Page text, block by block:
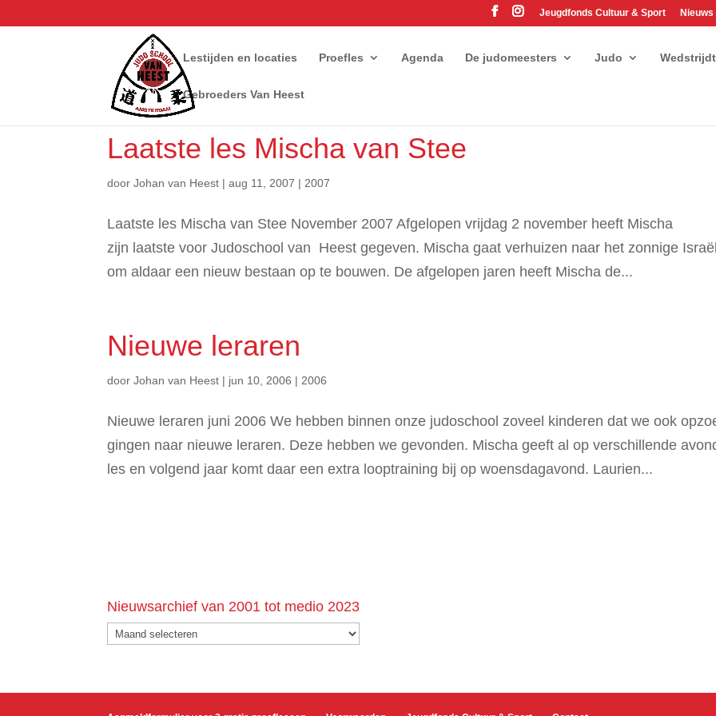
Jeugdfonds Cultuur & Sport Nieuws
Lestijden en locaties Proefles Agenda De judomeesters Judo
Gebroeders Van Heest
Laatste les Mischa van Stee
doorJohan van Heest |aug 11, 2007 | 2007
Laatste les Mischa van Stee November 2007 Afgelopen vrijdag 2 november heeft Mischa
zijn laatste voor Judoschool van Heest gegeven. Mischa gaat verhuizen naar het zonnige Israël
om aldaar een nieuw bestaan op te bouwen. De afgelopen jaren heeft Mischa de...
Nieuwe leraren
doorJohan van Heest | jun 10, 2006 | 2006
Nieuwe leraren juni 2006 We hebben binnen onze judoschool zoveel kinderen dat we ook
gingen naar nieuwe leraren. Deze hebben we gevonden. Mischa geeft al op verschillende
les en volgend jaar komt daar een extra looptraining bij op woensdagavond. Laurien...
Nieuwsarchief van 2001 tot medio 2023
Nieuwsarchief
van